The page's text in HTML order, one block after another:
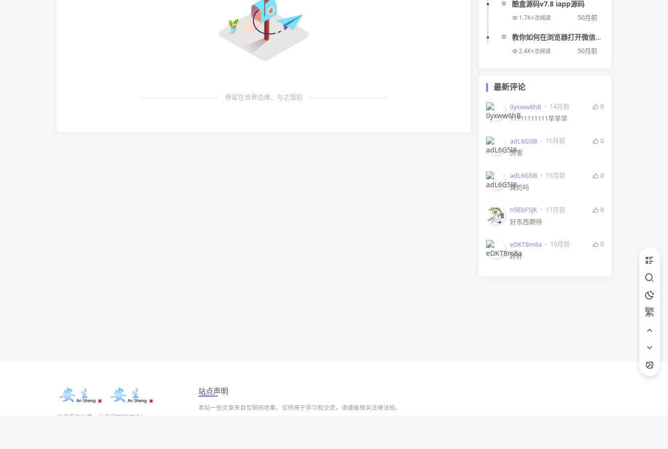
停留在世界边缘，与之惜别
酷盒源码v7.8 iapp源码
1.7K+次阅读 50月前
教你如何在浏览器打开微信
链接2.4K+次阅读 50月前
最新评论
0yxww6hB 14月前
0
11111111111早早早
adL6G5l8 15月前
0
厉害
adL6G5l8 15月前
0
真的吗
n5EbF5JK 17月前
0
好东西期待
eDKT8m8a 19月前
0
好好
繁
价值源于分享，让我们共同进步！
站点声明
本站一些文章来自互联网收集，仅供用于学习和交流，请遵循相关法律法规。